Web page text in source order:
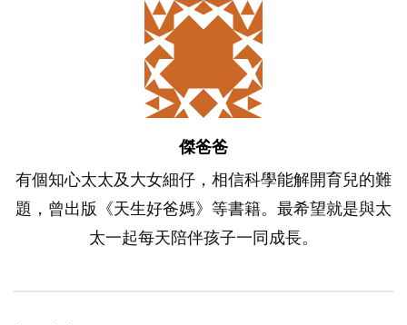
傑爸爸
有個知心太太及大女細仔，相信科學能解開育兒的難
題，曾出版《天生好爸媽》等書籍。最希望就是與太
太一起每天陪伴孩子一同成長。